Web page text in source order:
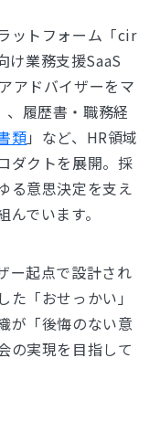
ットフォーム「cir
け業務支援SaaS
アドバイザーをマ
、履歴書・職務経
類」など、HR領域
ダクトを展開。採
る意思決定を支え
でいます。
ー起点で設計され
「おせっかい」
が「後悔のない意
の実現を目指して